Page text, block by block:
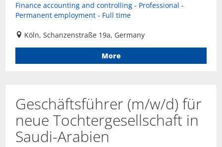
Finance accounting and controlling - Professional -
Permanent employment - Full time
Köln, Schanzenstraße 19a, Germany
More
Geschäftsführer (m/w/d) für
neue Tochtergesellschaft in
Saudi-Arabien